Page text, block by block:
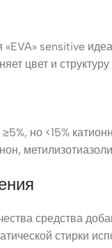
sensitive
цвет и
но <15%
средства
стирки